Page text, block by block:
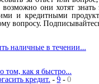
возможно они хотят
и кредитными
вопросу.
наличные в течении...
том, как я быстро...
кредит. - 9 - 0